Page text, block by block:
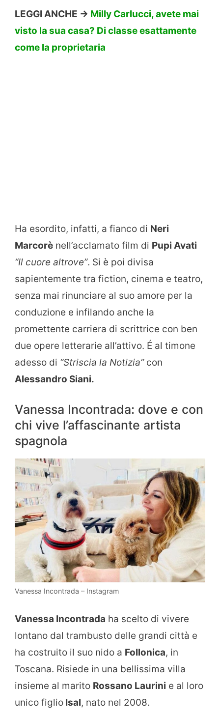
LEGGI ANCHE -> Milly Carlucci, avete mai
visto la sua casa? Di classe esattamente
come la proprietaria
Ha esordito, infatti, a fianco di Neri
Marcorè nell’acclamato film di Pupi Avati
“Il cuore altrove”. Si è poi divisa
sapientemente tra fiction, cinema e teatro,
senza mai rinunciare al suo amore per la
conduzione e infilando anche la
promettente carriera di scrittrice con ben
due opere letterarie all’attivo. É al timone
adesso di “Striscia la Notizia”con
Alessandro Siani.
Vanessa Incontrada: dove e con
chi vive l’affascinante artista
spagnola
Vanessa Incontrada – Instagram
Vanessa Incontrada ha scelto di vivere
lontano dal trambusto delle grandi città e
ha costruito il suo nido a Follonica, in
Toscana. Risiede in una bellissima villa
insieme al marito Rossano Laurini e al loro
unico figlio Isal, nato nel 2008.